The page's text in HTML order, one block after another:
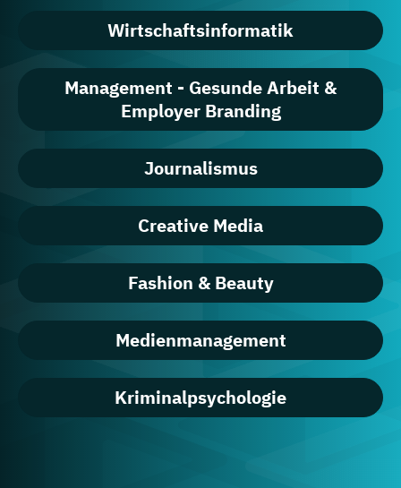
Wirtschaftsinformatik
Management - Gesunde Arbeit &
Employer Branding
Journalismus
Creative Media
Fashion & Beauty
Medienmanagement
Kriminalpsychologie